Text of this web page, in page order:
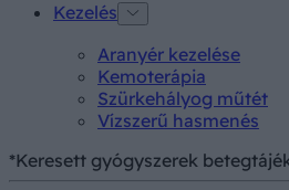
Kezelés
Aranyér kezelése
Kemoterápia
Szürkehályog műtét
Vízszerű hasmenés
*Keresett gyógyszerek